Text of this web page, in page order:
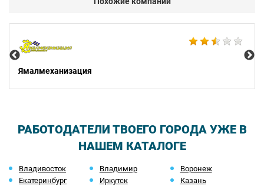
Ямалмеханизация
РАБОТОДАТЕЛИ ТВОЕГО ГОРОДА УЖЕ В
НАШЕМ КАТАЛОГЕ
Владивосток Владимир
Воронеж
Екатеринбург
Иркутск
Казань